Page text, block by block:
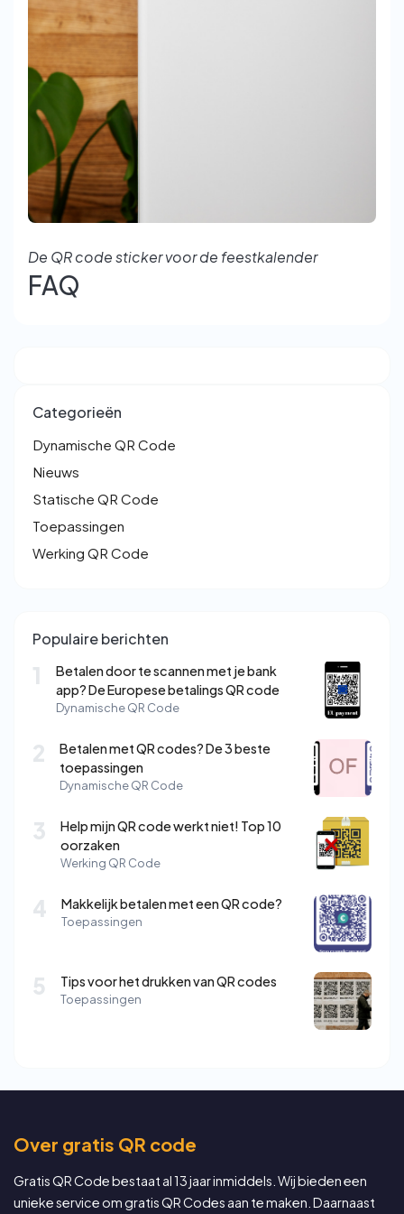
De QR code sticker voor de feestkalender
FAQ
Categorieën
Dynamische QR Code
Nieuws
Statische QR Code
Toepassingen
Werking QR Code
Populaire berichten
1
Betalen door te scannen met je bank
app? De Europese betalings QR code
Dynamische QR Code
2
Betalen met QR codes? De 3 beste
toepassingen
Dynamische QR Code
3
Help mijn QR code werkt niet! Top 10
oorzaken
Werking QR Code
4 Makkelijk betalen met een QR code?
Toepassingen
5 Tips voor het drukken van QR codes
Toepassingen
Over gratis QR code
Gratis QR Code bestaat al 13 jaar inmiddels. Wij bieden een
unieke service om gratis QR Codes aan te maken. Daarnaast